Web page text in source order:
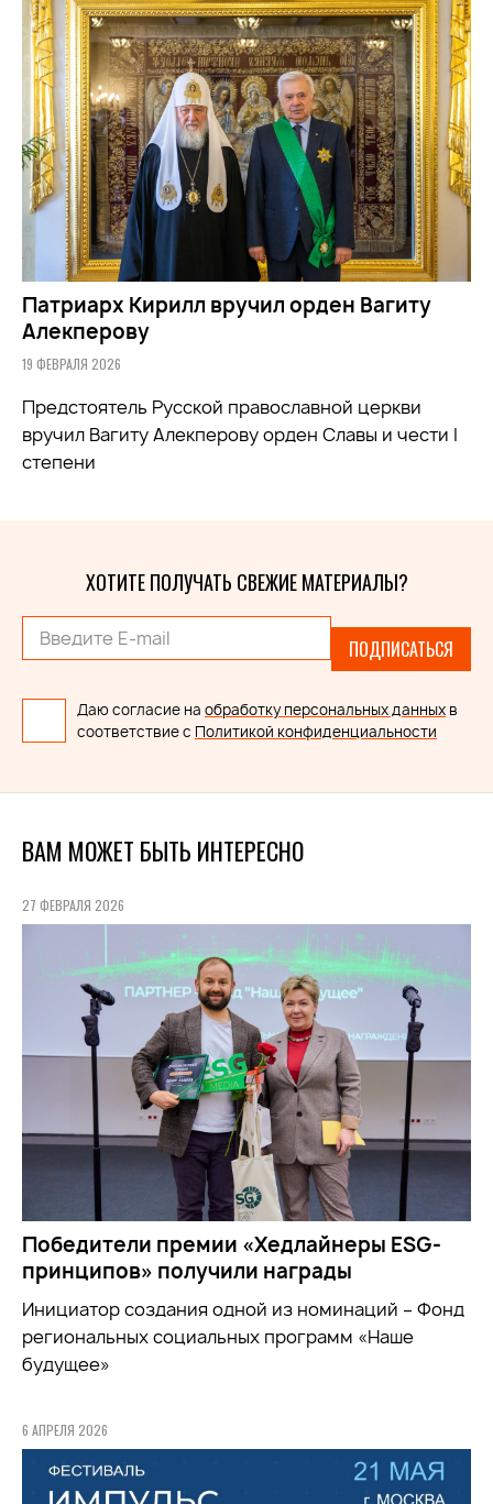
Патриарх Кирилл вручил орден Вагиту
Алекперову
19 ФЕВРАЛЯ 2026
Предстоятель Русской православной церкви
вручил Вагиту Алекперову орден Славы и чести I
степени
ХОТИТЕ ПОЛУЧАТЬ СВЕЖИЕ МАТЕРИАЛЫ?
ПОДПИСАТЬСЯ
Даю согласие на обработку персональных данных в
соответствие с Политикой конфиденциальности
ВАМ МОЖЕТ БЫТЬ ИНТЕРЕСНО
27 ФЕВРАЛЯ 2026
Победители премии «Хедлайнеры ESG-
принципов» получили награды
Инициатор создания одной из номинаций – Фонд
региональных социальных программ «Наше
будущее»
6 АПРЕЛЯ 2026